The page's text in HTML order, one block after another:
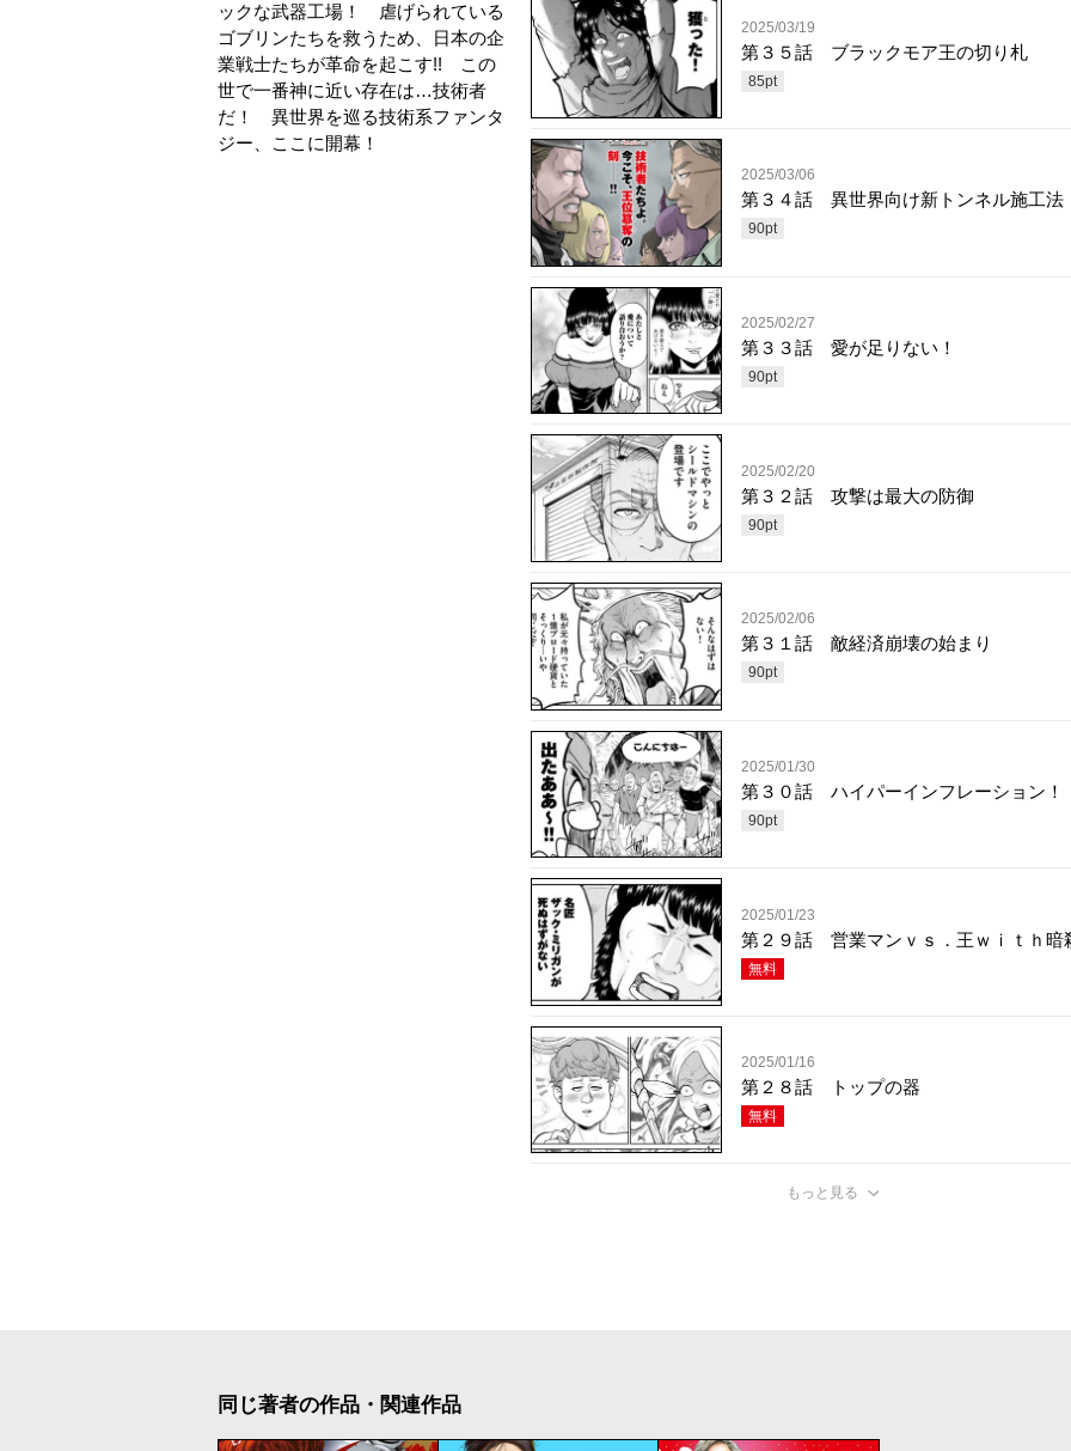
ックな武器工場！ 虐げられている
ゴブリンたちを救うため、日本の企
業戦士たちが革命を起こす!! この
世で一番神に近い存在は…技術者
だ！ 異世界を巡る技術系ファンタ
ジー、ここに開幕！
2025/03/19
第３５話 ブラックモア王の切り札
85pt
2025/03/06
第３４話 異世界向け新トンネル施工法
90pt
2025/02/27
第３３話 愛が足りない！
90pt
2025/02/20
第３２話 攻撃は最大の防御
90pt
2025/02/06
第３１話 敵経済崩壊の始まり
90pt
2025/01/30
第３０話 ハイパーインフレーション！
90pt
2025/01/23
第２９話 営業マンｖｓ．王ｗｉｔｈ暗
無料
2025/01/16
第２８話 トップの器
無料
もっと見る
同じ著者の作品・関連作品